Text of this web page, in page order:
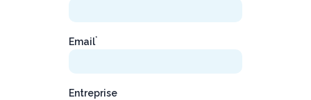
Email*
Entreprise